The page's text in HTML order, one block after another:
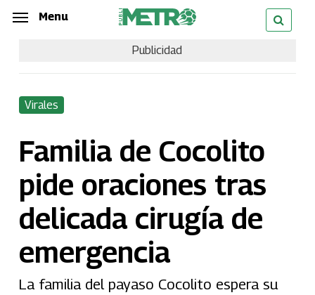
Skip
content
Menu
Publicidad
Virales
Familia de Cocolito
pide oraciones tras
delicada cirugía de
emergencia
La familia del payaso Cocolito espera su
Menu